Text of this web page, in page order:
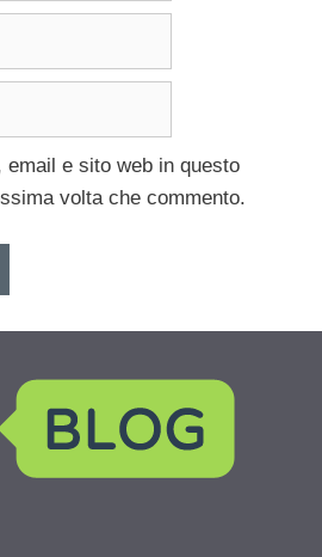
email e sito web in questo
volta che commento.